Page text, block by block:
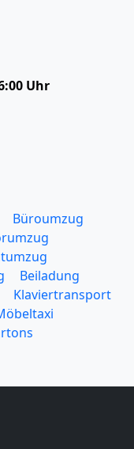
Uhr
Büroumzug
Beiladung
Klaviertransport